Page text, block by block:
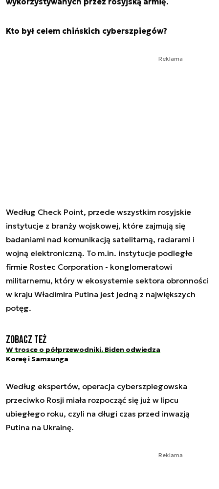
Kto był celem chińskich cyberszpiegów?
Reklama
Według Check Point, przede wszystkim rosyjskie
instytucje z branży wojskowej, które zajmują się
badaniami nad komunikacją satelitarną, radarami i
wojną elektroniczną. To m.in. instytucje podległe
firmie Rostec Corporation - konglomeratowi
militarnemu, który w ekosystemie sektora obronności
w kraju Władimira Putina jest jedną z największych
potęg.
Zobacz też
W trosce o półprzewodniki. Biden odwiedza
Koreę i Samsunga
Według ekspertów, operacja cyberszpiegowska
przeciwko Rosji miała rozpocząć się już w lipcu
ubiegłego roku, czyli na długi czas przed inwazją
Putina na Ukrainę.
Reklama